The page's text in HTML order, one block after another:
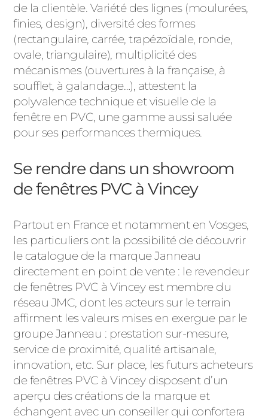
de la clientèle. Variété des lignes (moulurées,
finies, design), diversité des formes
(rectangulaire, carrée, trapézoïdale, ronde,
ovale, triangulaire), multiplicité des
mécanismes (ouvertures à la française, à
soufflet, à galandage…), attestent la
polyvalence technique et visuelle de la
fenêtre en PVC, une gamme aussi saluée
pour ses performances thermiques.
Se rendre dans un showroom
de fenêtres PVC à Vincey
Partout en France et notamment en Vosges,
les particuliers ont la possibilité de découvrir
le catalogue de la marque Janneau
directement en point de vente : le revendeur
de fenêtres PVC à Vincey est membre du
réseau JMC, dont les acteurs sur le terrain
affirment les valeurs mises en exergue par le
groupe Janneau : prestation sur-mesure,
service de proximité, qualité artisanale,
innovation, etc. Sur place, les futurs acheteurs
de fenêtres PVC à Vincey disposent d’un
aperçu des créations de la marque et
échangent avec un conseiller qui confortera